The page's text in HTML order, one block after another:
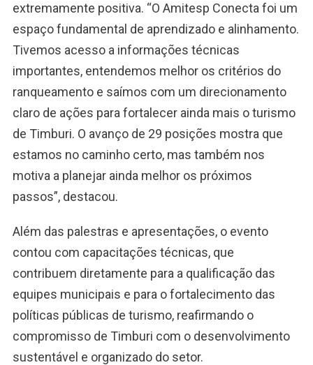
extremamente positiva. “O Amitesp Conecta foi um
espaço fundamental de aprendizado e alinhamento.
Tivemos acesso a informações técnicas
importantes, entendemos melhor os critérios do
ranqueamento e saímos com um direcionamento
claro de ações para fortalecer ainda mais o turismo
de Timburi. O avanço de 29 posições mostra que
estamos no caminho certo, mas também nos
motiva a planejar ainda melhor os próximos
passos”, destacou.
Além das palestras e apresentações, o evento
contou com capacitações técnicas, que
contribuem diretamente para a qualificação das
equipes municipais e para o fortalecimento das
políticas públicas de turismo, reafirmando o
compromisso de Timburi com o desenvolvimento
sustentável e organizado do setor.